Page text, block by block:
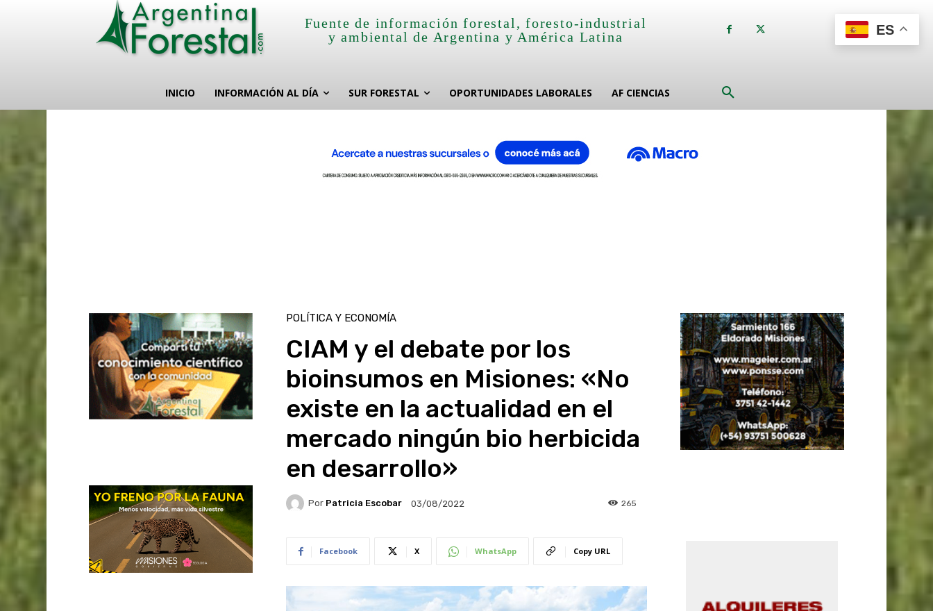
Fuente de información forestal, foresto-industrial
y ambiental de Argentina y América Latina
INICIO INFORMACIÓN AL DÍA SUR FORESTAL OPORTUNIDADES LABORALES AF CIENCIAS
POLÍTICA Y ECONOMÍA
CIAM y el debate por los
bioinsumos en Misiones: «No
existe en la actualidad en el
mercado ningún bio herbicida
en desarrollo»
Por Patricia Escobar 03/08/2022 265
Facebook X WhatsApp Copy URL
ES